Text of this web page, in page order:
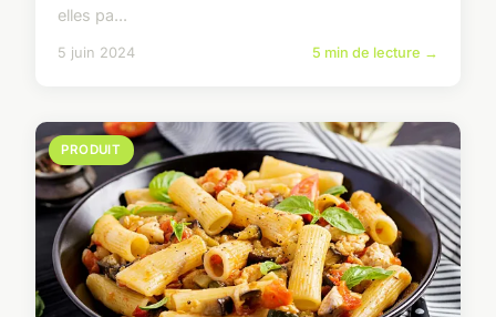
elles pa...
5 juin 2024 5 min de lecture →
PRODUIT